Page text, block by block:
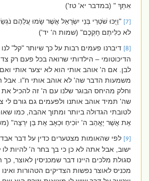
אִתְּךָ " (במדבר יא' טז')
"וַיֻּכּוּ שֹׁטְרֵי בְּנֵי יִשְׂרָאֵל אֲשֶׁר שָׂמוּ עֲלֵהֶם
לֹא כִלִּיתֶם חָקְכֶם" (שמות ה' יד')
דיברנו פעמים רבות על כך שיותר "קל" לנו
הדיכוטומי – הילדותי שרואה בכל פעם רק צד
לבן. אם ה' אוהב אותי הוא לא יצער אותי ואם
משמעות הדבר שה' לא אוהב אותי ח"ו. אבל
וחלק מהיחס הבוגר שלנו עם ה' זה להכיל את
שה' תמיד אוהב אותנו ולפעמים גם גורם לי
לטובתי הגדולה ביותר ומתוך אהבה, כמו
אֶת אֲשֶׁר יֶאֱהַב ה' יוֹכִיחַ וּכְאָב אֶת בֵּן יִרְצֶה"
לפי שהאומות מצטערים כדין על דבר אבד
ישוב, אבל אתה לא כן כי בך בחר ה' להיות לו
סגולת מלכים היינו דבר שמכניסין לאוצר, כך
מכניס לאוצר נפשות הצדיקים הטהורות ואינו